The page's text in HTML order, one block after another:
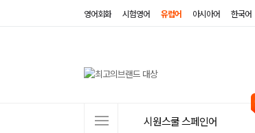
영어회화 시험영어 유럽어 아시아어 한국어
시원스쿨 스페인어